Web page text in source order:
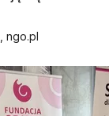
ngo.pl